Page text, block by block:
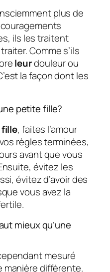
plus de
ils les traitent
Comme s’ils
leurdouleur ou
la façon dont les
petite fille?
fille, faites l’amour
règles terminées,
avant que vous
évitez les
évitez d’avoir des
vous avez la
mieux qu’une
mesuré
manière différente.